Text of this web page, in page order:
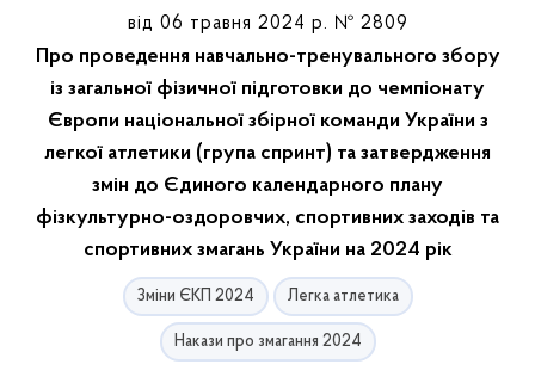
від 06 травня 2024 р. № 2809
Про проведення навчально-тренувального збору
із загальної фізичної підготовки до чемпіонату
Європи національної збірної команди України з
легкої атлетики (група спринт) та затвердження
змін до Єдиного календарного плану
фізкультурно-оздоровчих, спортивних заходів та
спортивних змагань України на 2024 рік
Зміни ЄКП 2024 Легка атлетика
Накази про змагання 2024